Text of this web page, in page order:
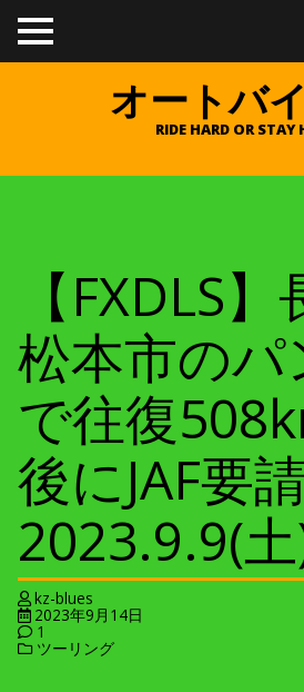
TO
GGL
オートバ
RIDE HARD OR STAY
【FXDLS
松本市のパ
で往復
後にJAF要請
2023.9.9(
kz-blues
2023年9月14日
1
ツーリング